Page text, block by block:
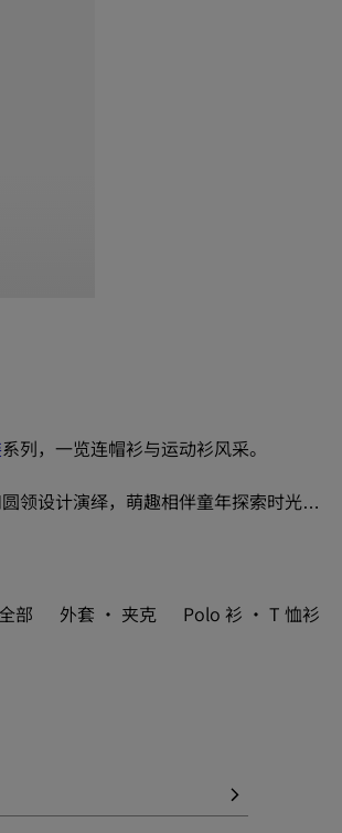
系列，一览连帽衫与运动衫风采。
领设计演绎，萌趣相伴童年探索时光。
格纹和俏皮新季印花，亦缀以
部 外套 · 夹克 Polo 衫 · T 恤衫